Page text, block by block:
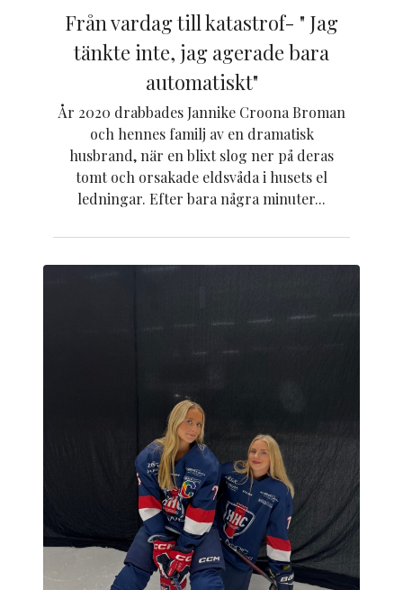
Från vardag till katastrof- " Jag
tänkte inte, jag agerade bara
automatiskt"
År 2020 drabbades Jannike Croona Broman
och hennes familj av en dramatisk
husbrand, när en blixt slog ner på deras
tomt och orsakade eldsvåda i husets el
ledningar. Efter bara några minuter...